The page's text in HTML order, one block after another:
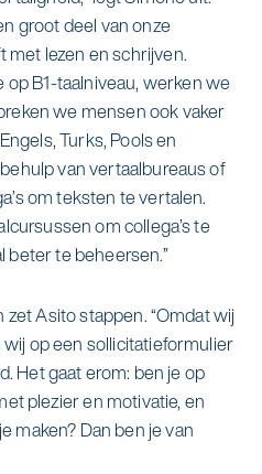
groot deel van onze
lezen en schrijven.
B1-taalniveau, werken we
we mensen ook vaker
Turks, Pools en
van vertaalbureaus of
om teksten te vertalen.
om collega’s te
beter te beheersen.”
Asito stappen. “Omdat wij
op een sollicitatieformulier
Het gaat erom: ben je op
plezier en motivatie, en
maken? Dan ben je van